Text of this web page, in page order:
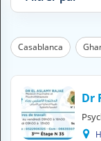
Nous contacter
V
Casablanca
Dr